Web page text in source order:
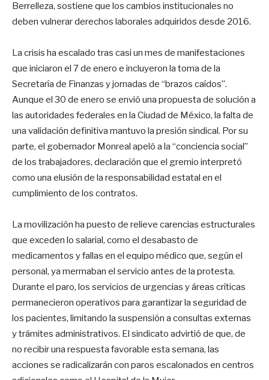
Berrelleza, sostiene que los cambios institucionales no
deben vulnerar derechos laborales adquiridos desde 2016.
La crisis ha escalado tras casi un mes de manifestaciones
que iniciaron el 7 de enero e incluyeron la toma de la
Secretaría de Finanzas y jornadas de “brazos caídos”.
Aunque el 30 de enero se envió una propuesta de solución a
las autoridades federales en la Ciudad de México, la falta de
una validación definitiva mantuvo la presión sindical. Por su
parte, el gobernador Monreal apeló a la “conciencia social”
de los trabajadores, declaración que el gremio interpretó
como una elusión de la responsabilidad estatal en el
cumplimiento de los contratos.
La movilización ha puesto de relieve carencias estructurales
que exceden lo salarial, como el desabasto de
medicamentos y fallas en el equipo médico que, según el
personal, ya mermaban el servicio antes de la protesta.
Durante el paro, los servicios de urgencias y áreas críticas
permanecieron operativos para garantizar la seguridad de
los pacientes, limitando la suspensión a consultas externas
y trámites administrativos. El sindicato advirtió de que, de
no recibir una respuesta favorable esta semana, las
acciones se radicalizarán con paros escalonados en centros